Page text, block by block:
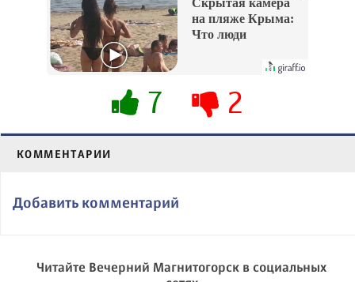
Скрытая камера
на пляже Крыма:
Что люди
их не видят...
7 2
КОММЕНТАРИИ
Добавить комментарий
Читайте Вечерний Магнитогорск в социальных